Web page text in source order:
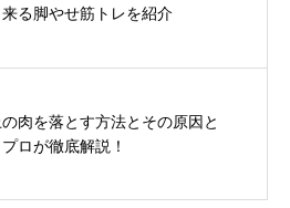
る脚やせ筋トレを紹介
肉を落とす方法とその原因と
ロが徹底解説！